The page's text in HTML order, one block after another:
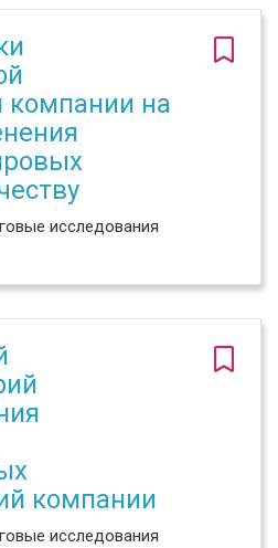
компании на
исследования
компании
исследования